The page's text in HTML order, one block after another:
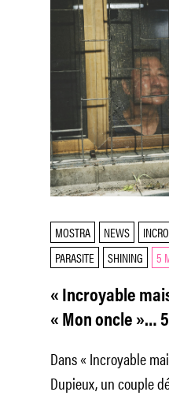
MOSTRA NEWS
PARASITE
SHINING 5
« Incroyable
« Mon oncle »…
Dans « Incroyable
Dupieux, un couple